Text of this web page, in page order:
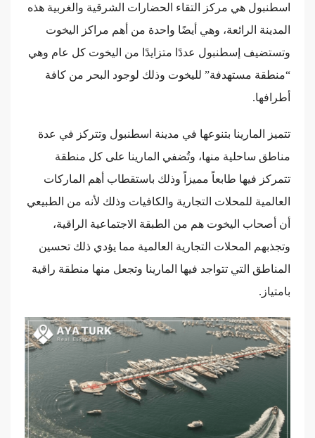
اسطنبول هي مركز التقاء الحضارات الشرقية والغربية هذه
المدينة الرائعة، وهي أيضًا واحدة من أهم مراكز اليخوت
وتستضيف إسطنبول عددًا متزايدًا من اليخوت كل عام وهي
“منطقة مستهدفة” لليخوت وذلك لوجود البحر من كافة
أطرافها.
تتميز المارينا بتنوعها في مدينة اسطنبول وتتركز في عدة
مناطق ساحلية منها، وتُضفي المارينا على كل منطقة
تتمركز فيها طابعاً مميزاً وذلك باستقطاب أهم الماركات
العالمية للمحلات التجارية والكافيات وذلك لأنه من الطبيعي
أن أصحاب اليخوت هم من الطبقة الاجتماعية الراقية،
وتجذبهم المحلات التجارية العالمية مما يؤدي ذلك تحسين
المناطق التي تتواجد فيها المارينا وتجعل منها منطقة راقية
بامتياز.